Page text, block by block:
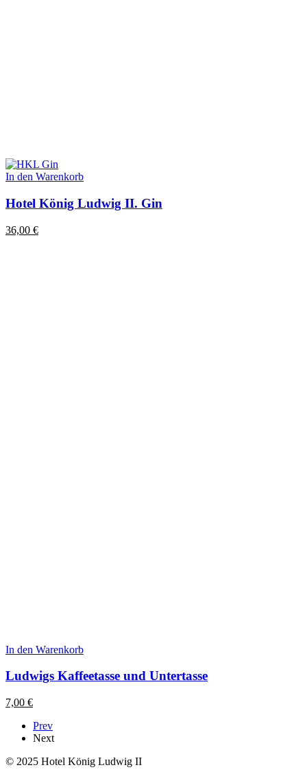
In den Warenkorb
Hotel König Ludwig II. Gin
36,00 €
In den Warenkorb
Ludwigs Kaffeetasse und Untertasse
7,00 €
Prev
Next
© 2025 Hotel König Ludwig II